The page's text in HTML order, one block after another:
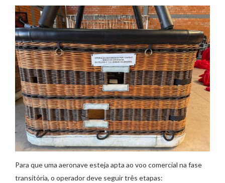
Para que uma aeronave esteja apta ao voo comercial na fase
transitória, o operador deve seguir três etapas: